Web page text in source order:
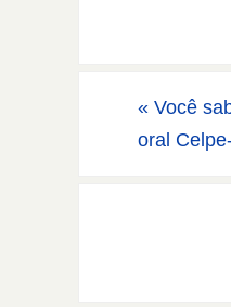
« Você
oral